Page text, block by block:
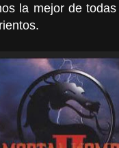
la mejor de